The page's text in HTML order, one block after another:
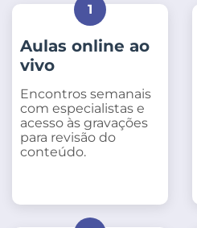
1
Aulas online ao
vivo
Encontros semanais
com especialistas e
acesso às gravações
para revisão do
conteúdo.